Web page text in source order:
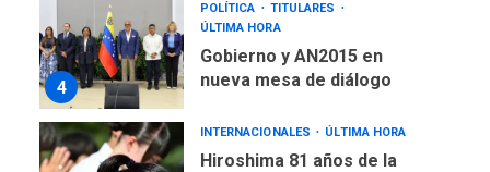
4
POLÍTICA
TITULARES
ÚLTIMA HORA
Gobierno y AN2015 en
nueva mesa de diálogo
INTERNACIONALES ÚLTIMA HORA
Hiroshima 81 años de la